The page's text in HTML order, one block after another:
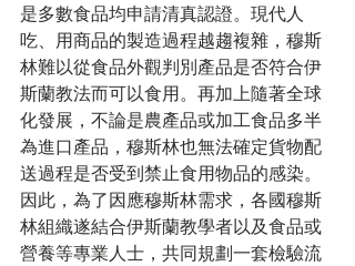
是多數食品均申請清真認證。現代人
吃、用商品的製造過程越趨複雜，穆斯
林難以從食品外觀判別產品是否符合伊
斯蘭教法而可以食用。再加上隨著全球
化發展，不論是農產品或加工食品多半
為進口產品，穆斯林也無法確定貨物配
送過程是否受到禁止食用物品的感染。
因此，為了因應穆斯林需求，各國穆斯
林組織遂結合伊斯蘭教學者以及食品或
營養等專業人士，共同規劃一套檢驗流